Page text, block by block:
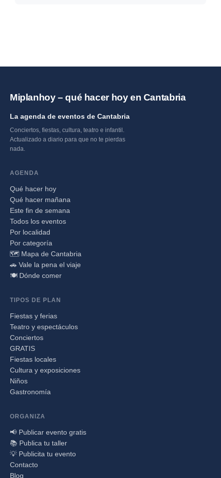
Miplanhoy – qué hacer hoy en Cantabria
La agenda de eventos de Cantabria
Conciertos, fiestas, cultura, teatro e infantil.
Actualizado a diario para que no te pierdas
nada.
AGENDA
Qué hacer hoy
Qué hacer mañana
Este fin de semana
Todos los eventos
Por localidad
Por categoría
🗺️ Mapa de Cantabria
🚗 Vale la pena el viaje
🍽️ Dónde comer
TIPOS DE PLAN
Fiestas y ferias
Teatro y espectáculos
Conciertos
GRATIS
Fiestas locales
Cultura y exposiciones
Niños
Gastronomía
ORGANIZA
📢 Publicar evento gratis
📚 Publica tu taller
💡 Publicita tu evento
Contacto
Blog